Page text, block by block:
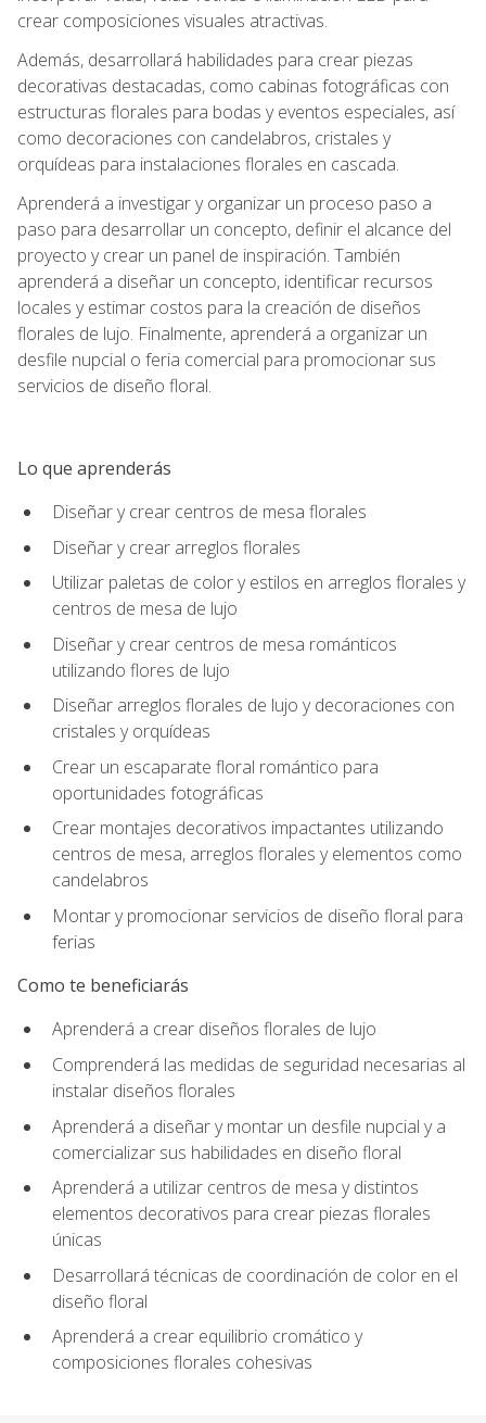
crear composiciones visuales atractivas.
Además, desarrollará habilidades para crear piezas
decorativas destacadas, como cabinas fotográficas con
estructuras florales para bodas y eventos especiales, así
como decoraciones con candelabros, cristales y
orquídeas para instalaciones florales en cascada.
Aprenderá a investigar y organizar un proceso paso a
paso para desarrollar un concepto, definir el alcance del
proyecto y crear un panel de inspiración. También
aprenderá a diseñar un concepto, identificar recursos
locales y estimar costos para la creación de diseños
florales de lujo. Finalmente, aprenderá a organizar un
desfile nupcial o feria comercial para promocionar sus
servicios de diseño floral.
Lo que aprenderás
Diseñar y crear centros de mesa florales
Diseñar y crear arreglos florales
Utilizar paletas de color y estilos en arreglos florales y
centros de mesa de lujo
Diseñar y crear centros de mesa románticos
utilizando flores de lujo
Diseñar arreglos florales de lujo y decoraciones con
cristales y orquídeas
Crear un escaparate floral romántico para
oportunidades fotográficas
Crear montajes decorativos impactantes utilizando
centros de mesa, arreglos florales y elementos como
candelabros
Montar y promocionar servicios de diseño floral para
ferias
Como te beneficiarás
Aprenderá a crear diseños florales de lujo
Comprenderá las medidas de seguridad necesarias al
instalar diseños florales
Aprenderá a diseñar y montar un desfile nupcial y a
comercializar sus habilidades en diseño floral
Aprenderá a utilizar centros de mesa y distintos
elementos decorativos para crear piezas florales
únicas
Desarrollará técnicas de coordinación de color en el
diseño floral
Aprenderá a crear equilibrio cromático y
composiciones florales cohesivas